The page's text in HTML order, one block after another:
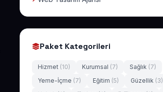
Paket Kategorileri
Hizmet (10) Kurumsal (7) Sağlık (7)
Yeme-İçme (7) Eğitim (5) Güzellik (3)